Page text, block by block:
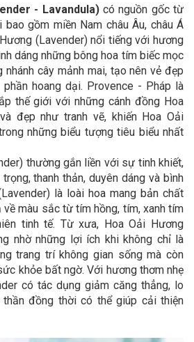
- Lavandula) có nguồn gốc từ
gồm miền Nam châu Âu, châu Á
(Lavender) nổi tiếng với hương
dáng những bông hoa tím biếc mọc
nhánh cây mảnh mai, tạo nên vẻ đẹp
hoang dại. Provence - Pháp là
thế giới với những cánh đồng Hoa
đẹp như tranh vẽ, khiến Hoa Oải
những biểu tượng tiêu biểu nhất
thường gắn liền với sự tinh khiết,
thanh thản, duyên dáng và bình
là loài hoa mang bản chất
về màu sắc từ tím hồng, tím, xanh tím
tinh tế. Từ xưa, Hoa Oải Hương
nhờ những lợi ích khi không chỉ là
trang trí không gian sống mà còn
khỏe bất ngờ. Với hương thơm nhẹ
có tác dụng giảm căng thẳng, lo
đồng thời có thể giúp cải thiện